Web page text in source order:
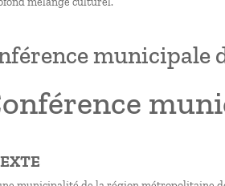
municipale